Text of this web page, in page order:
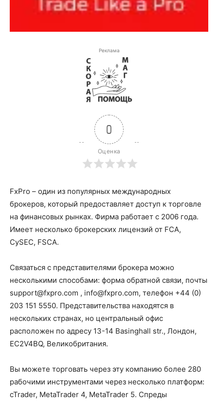
Реклама
0
Оценка
FxPro – один из популярных международных
брокеров, который предоставляет доступ к торговле
на финансовых рынках. Фирма работает с 2006 года.
Имеет несколько брокерских лицензий от FCA,
CySEC, FSCA.
Связаться с представителями брокера можно
несколькими способами: форма обратной связи, почты
support@fxpro.com , info@fxpro.com, телефон +44 (0)
203 151 5550. Представительства находятся в
нескольких странах, но центральный офис
расположен по адресу 13-14 Basinghall str., Лондон,
EC2V4BQ, Великобритания.
Вы можете торговать через эту компанию более 280
рабочими инструментами через несколько платформ:
cTrader, MetaTrader 4, MetaTrader 5. Спреды